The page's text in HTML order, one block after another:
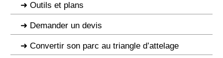
Outils et plans
Demander un devis
Convertir son parc au triangle d’attelage